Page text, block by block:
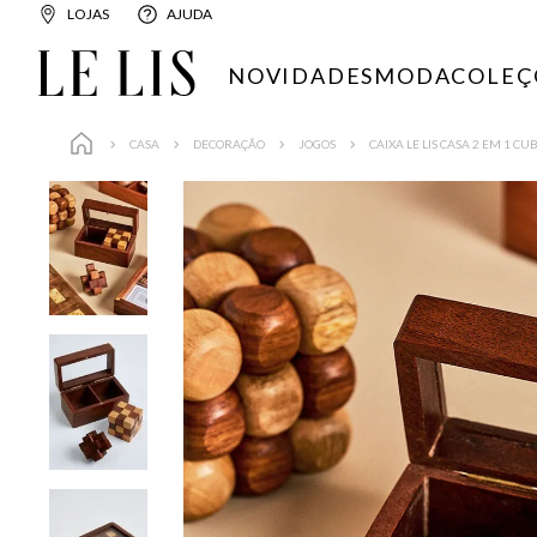
LOJAS AJUDA
NOVIDADESMODA
CASA DECORAÇÃO JOGOS CAIXA LE LIS CASA 2 EM 1